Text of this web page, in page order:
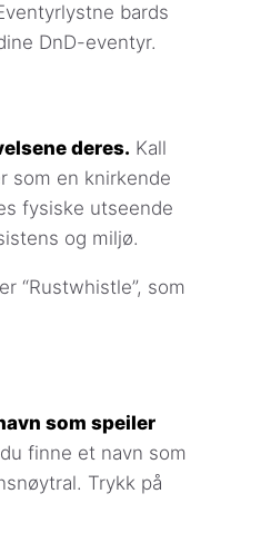
bards
DnD-eventyr.
deres. Kall
som en knirkende
fysiske utseende
og miljø.
“Rustwhistle”, som
som speiler
finne et navn som
Trykk på